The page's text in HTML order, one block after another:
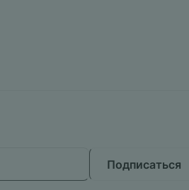
Подписаться